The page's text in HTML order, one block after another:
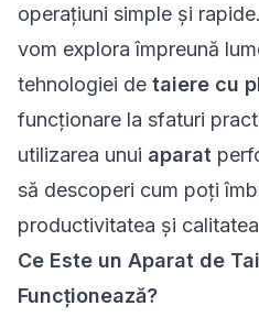
operațiuni simple și
vom explora împreună
tehnologiei de taiere cu
funcționare la sfaturi
utilizarea unui aparat
să descoperi cum poți
productivitatea și
Ce Este un Aparat de
Funcționează?